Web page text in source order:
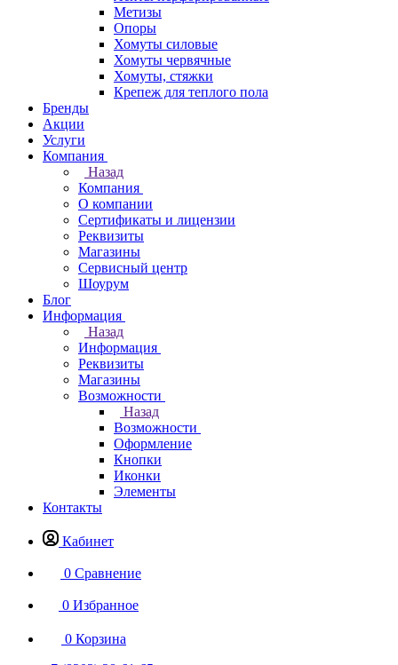
Метизы
Опоры
Хомуты силовые
Хомуты червячные
Хомуты, стяжки
Крепеж для теплого пола
Бренды
Акции
Услуги
Компания
Назад
Компания
О компании
Сертификаты и лицензии
Реквизиты
Магазины
Сервисный центр
Шоурум
Блог
Информация
Назад
Информация
Реквизиты
Магазины
Возможности
Назад
Возможности
Оформление
Кнопки
Иконки
Элементы
Контакты
Кабинет
0 Сравнение
0 Избранное
0 Корзина